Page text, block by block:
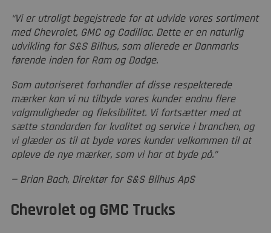
“Vi er utroligt begejstrede for at udvide vores sortiment
med Chevrolet, GMC og Cadillac. Dette er en naturlig
udvikling for S&S Bilhus, som allerede er Danmarks
førende inden for Ram og Dodge.
Som autoriseret forhandler af disse respekterede
mærker kan vi nu tilbyde vores kunder endnu flere
valgmuligheder og fleksibilitet. Vi fortsætter med at
sætte standarden for kvalitet og service i branchen, og
vi glæder os til at byde vores kunder velkommen til at
opleve de nye mærker, som vi har at byde på.”
— Brian Bach, Direktør for S&S Bilhus ApS
Chevrolet og GMC Trucks